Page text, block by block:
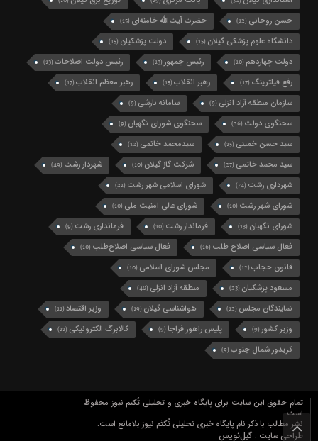
حسن روحانی (12) حضرت آیت‌الله خامنه‌ای (15)
دانشگاه علوم پزشکی گیلان (15) دولت پزشکیان (15)
دولت چهاردهم (10) رئیس جمهور(13) رئیس دولت اصلاحات(13)
رفع فیلترینگ (17) رهبر انقلاب(15) رهبر معظم انقلاب(17)
سازمان منطقه آزاد انزلی (9) سامانه بارشی (9)
سخنگوی دولت (26) سخنگوی شورای نگهبان (9)
سید حسن خمینی (15) سیدمحمد خاتمی (12)
سید محمد خاتمی (27) شرکت گاز گیلان (10) شهردار رشت (49)
شهرداری رشت (74) شورای اسلامی شهر رشت (21)
شورای شهر رشت (10) شورای عالی امنیت ملی (10)
شورای نگهبان (13) فرماندار رشت (10) فرمانداری رشت (9)
فعال سیاسی اصلاح طلب (16) فعال سیاسی اصلاح‌طلب (10)
قانون حجاب(12) مجلس شورای اسلامی (10)
مسعود پزشکیان (23) منطقه آزاد انزلی (48)
نمایندگان مجلس (12) هواشناسی گیلان (19) وزیر اقتصاد(11)
وزیر کشور(9) پلیس راهور فراجا (9) کالابرگ الکترونیکی (11)
کریدور شمال جنوب(9)
تمام حقوق این سایت برای پایگاه خبری و تحلیلی تُکتم نیوز محفوظ
است.
نشر مطالب با ذکر نام پایگاه خبری تحلیلی تُکتَم نیوز بلامانع است.
طراحی سایت : گیل‌نویس